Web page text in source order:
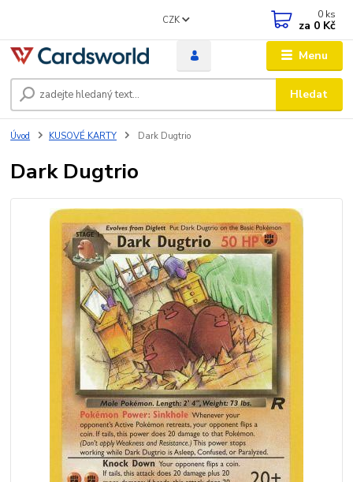
Menu
CZK
Hledat
0 ks
za 0 Kč
Úvod KUSOVÉ KARTY Dark Dugtrio
Dark Dugtrio